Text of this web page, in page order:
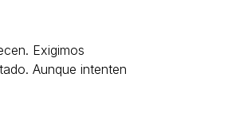
Exigimos
Aunque intenten